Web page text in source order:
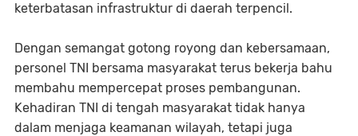
keterbatasan infrastruktur di daerah terpencil.
Dengan semangat gotong royong dan kebersamaan,
personel TNI bersama masyarakat terus bekerja bahu
membahu mempercepat proses pembangunan.
Kehadiran TNI di tengah masyarakat tidak hanya
dalam menjaga keamanan wilayah, tetapi juga